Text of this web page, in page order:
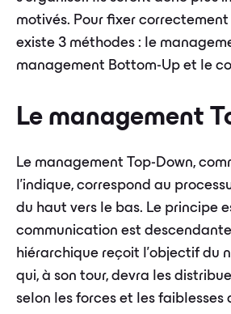
motivés. Pour fixer
existe 3 méthodes : le
management Bottom-Up et le
Le management
Le management Top-Down,
l’indique, correspond au
du haut vers le bas. Le principe
communication est
hiérarchique reçoit l’objectif du
qui, à son tour, devra les
selon les forces et les faiblesses